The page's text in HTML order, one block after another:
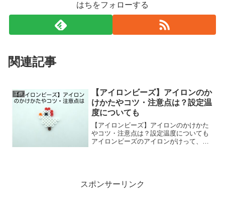
はちをフォローする
関連記事
工作
【アイロンビーズ】アイロンのか
けかたやコツ・注意点は？設定温
度についても
【アイロンビーズ】アイロンのかけかた
やコツ・注意点は？設定温度についても
アイロンビーズのアイロンがけって、意
スポンサーリンク